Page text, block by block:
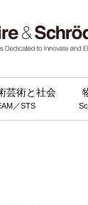
芸術と社会
／STS